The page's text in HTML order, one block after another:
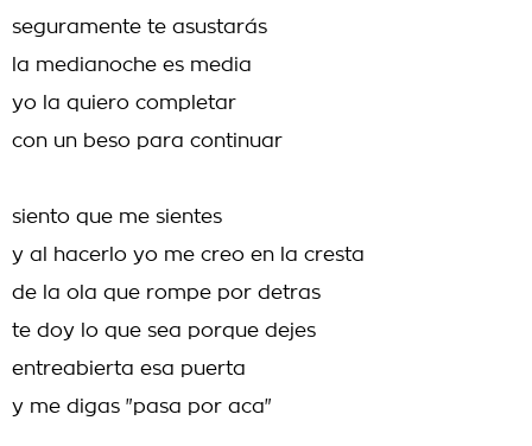
seguramente te asustarás
la medianoche es media
yo la quiero completar
con un beso para continuar
siento que me sientes
y al hacerlo yo me creo en la cresta
de la ola que rompe por detras
te doy lo que sea porque dejes
entreabierta esa puerta
y me digas "pasa por aca"